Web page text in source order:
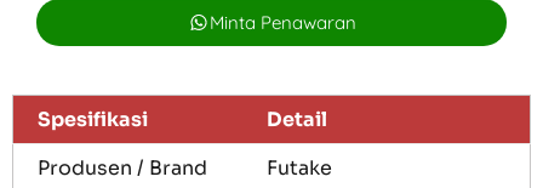
Minta Penawaran
Spesifikasi
Detail
Produsen / Brand
Futake